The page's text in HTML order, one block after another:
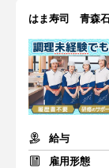
はま寿司 青森
給与
雇用形態